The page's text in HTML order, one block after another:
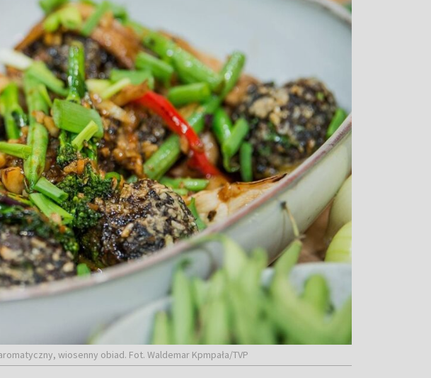
wiosenny obiad. Fot. Waldemar Kpmpała/TVP